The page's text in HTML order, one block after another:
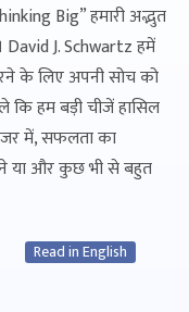
Big” हमारी अद्भुत
J. Schwartz हमें
के लिए अपनी सोच को
हम बड़ी चीजें हासिल
में, सफलता का
या और कुछ भी से बहुत
Read in English